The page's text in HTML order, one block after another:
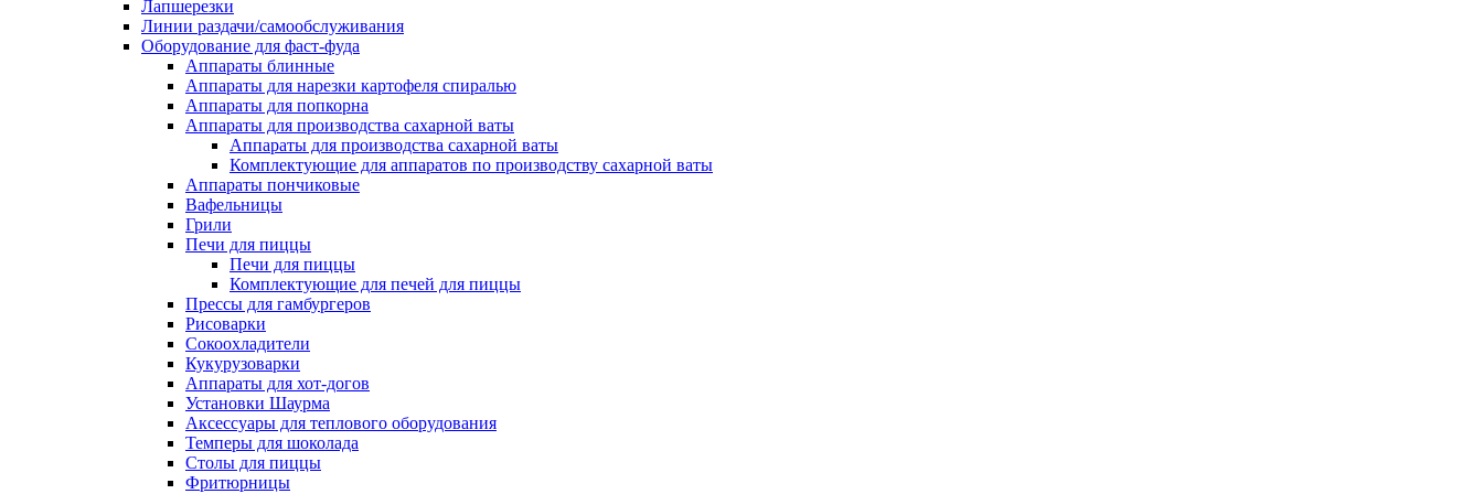
Лапшерезки
Линии раздачи/самообслуживания
Оборудование для фаст-фуда
Аппараты блинные
Аппараты для нарезки картофеля спиралью
Аппараты для попкорна
Аппараты для производства сахарной ваты
Аппараты для производства сахарной ваты
Комплектующие для аппаратов по производству сахарной ваты
Аппараты пончиковые
Вафельницы
Грили
Печи для пиццы
Печи для пиццы
Комплектующие для печей для пиццы
Прессы для гамбургеров
Рисоварки
Сокоохладители
Кукурузоварки
Аппараты для хот-догов
Установки Шаурма
Аксессуары для теплового оборудования
Темперы для шоколада
Столы для пиццы
Фритюрницы